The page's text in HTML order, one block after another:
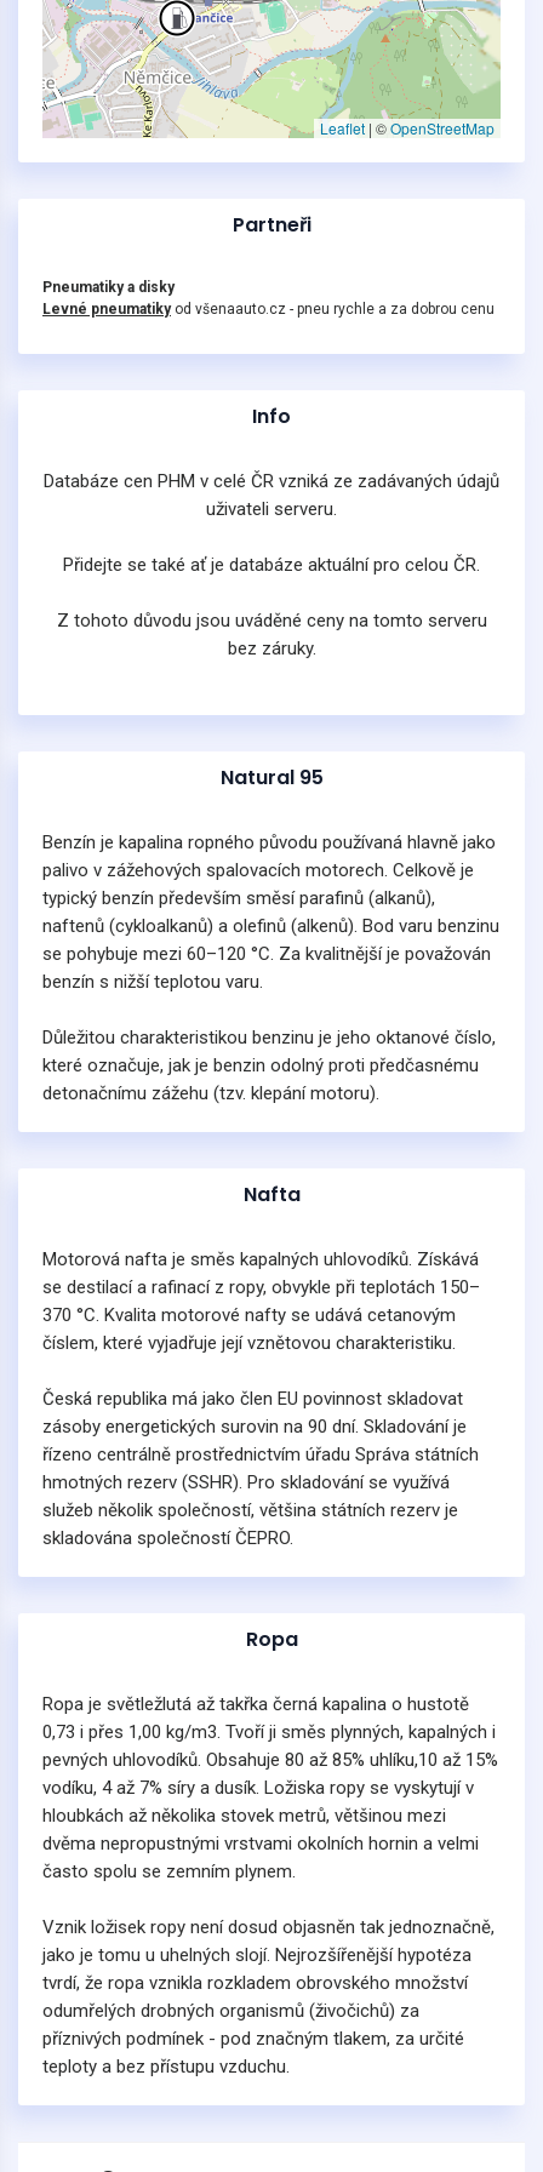
Leaflet | ©OpenStreetMap
Partneři
Pneumatiky a disky
Levné pneumatikyod všenaauto.cz - pneu rychle a za dobrou cenu
Info
Databáze cen PHM v celé ČR vzniká ze zadávaných údajů
uživateli serveru.
Přidejte se také ať je databáze aktuální pro celou ČR.
Z tohoto důvodu jsou uváděné ceny na tomto serveru
bez záruky.
Natural 95
Benzín je kapalina ropného původu používaná hlavně jako
palivo v zážehových spalovacích motorech. Celkově je
typický benzín především směsí parafinů (alkanů),
naftenů (cykloalkanů) a olefinů (alkenů). Bod varu benzinu
se pohybuje mezi 60–120 °C. Za kvalitnější je považován
benzín s nižší teplotou varu.
Důležitou charakteristikou benzinu je jeho oktanové číslo,
které označuje, jak je benzin odolný proti předčasnému
detonačnímu zážehu (tzv. klepání motoru).
Nafta
Motorová nafta je směs kapalných uhlovodíků. Získává
se destilací a rafinací z ropy, obvykle při teplotách 150–
370 °C. Kvalita motorové nafty se udává cetanovým
číslem, které vyjadřuje její vznětovou charakteristiku.
Česká republika má jako člen EU povinnost skladovat
zásoby energetických surovin na 90 dní. Skladování je
řízeno centrálně prostřednictvím úřadu Správa státních
hmotných rezerv (SSHR). Pro skladování se využívá
služeb několik společností, většina státních rezerv je
skladována společností ČEPRO.
Ropa
Ropa je světležlutá až takřka černá kapalina o hustotě
0,73 i přes 1,00 kg/m3. Tvoří ji směs plynných, kapalných i
pevných uhlovodíků. Obsahuje 80 až 85% uhlíku,10 až 15%
vodíku, 4 až 7% síry a dusík. Ložiska ropy se vyskytují v
hloubkách až několika stovek metrů, většinou mezi
dvěma nepropustnými vrstvami okolních hornin a velmi
často spolu se zemním plynem.
Vznik ložisek ropy není dosud objasněn tak jednoznačně,
jako je tomu u uhelných slojí. Nejrozšířenější hypotéza
tvrdí, že ropa vznikla rozkladem obrovského množství
odumřelých drobných organismů (živočichů) za
příznivých podmínek - pod značným tlakem, za určité
teploty a bez přístupu vzduchu.